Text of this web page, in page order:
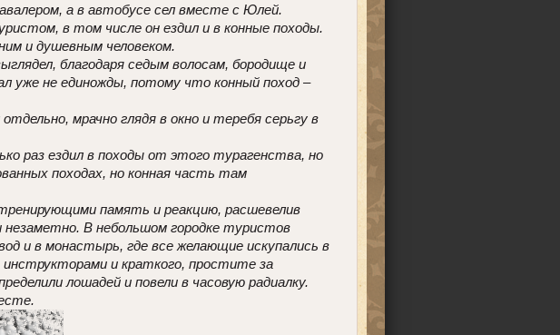
а в автобусе сел вместе с Юлей.
в том числе он ездил и в конные походы.
и душевным человеком.
благодаря седым волосам, бородище и
уже не единожды, потому что конный поход –
мрачно глядя в окно и теребя серьгу в
раз ездил в походы от этого турагенства, но
походах, но конная часть там
память и реакцию, расшевелив
незаметно. В небольшом городке туристов
и в монастырь, где все желающие искупались в
и краткого, простите за
лошадей и повели в часовую радиалку.